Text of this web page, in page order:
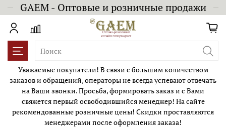
GAEM - Оптовые и розничные продажи
Уважаемые покупатели! В связи с большим количеством
заказов и обращений, операторы не всегда успевают отвечать
на Ваши звонки. Просьба, формировать заказ и с Вами
свяжется первый освободившийся менеджер! На сайте
рекомендованные розничные цены! Скидки проставляются
менеджерами после оформления заказа!